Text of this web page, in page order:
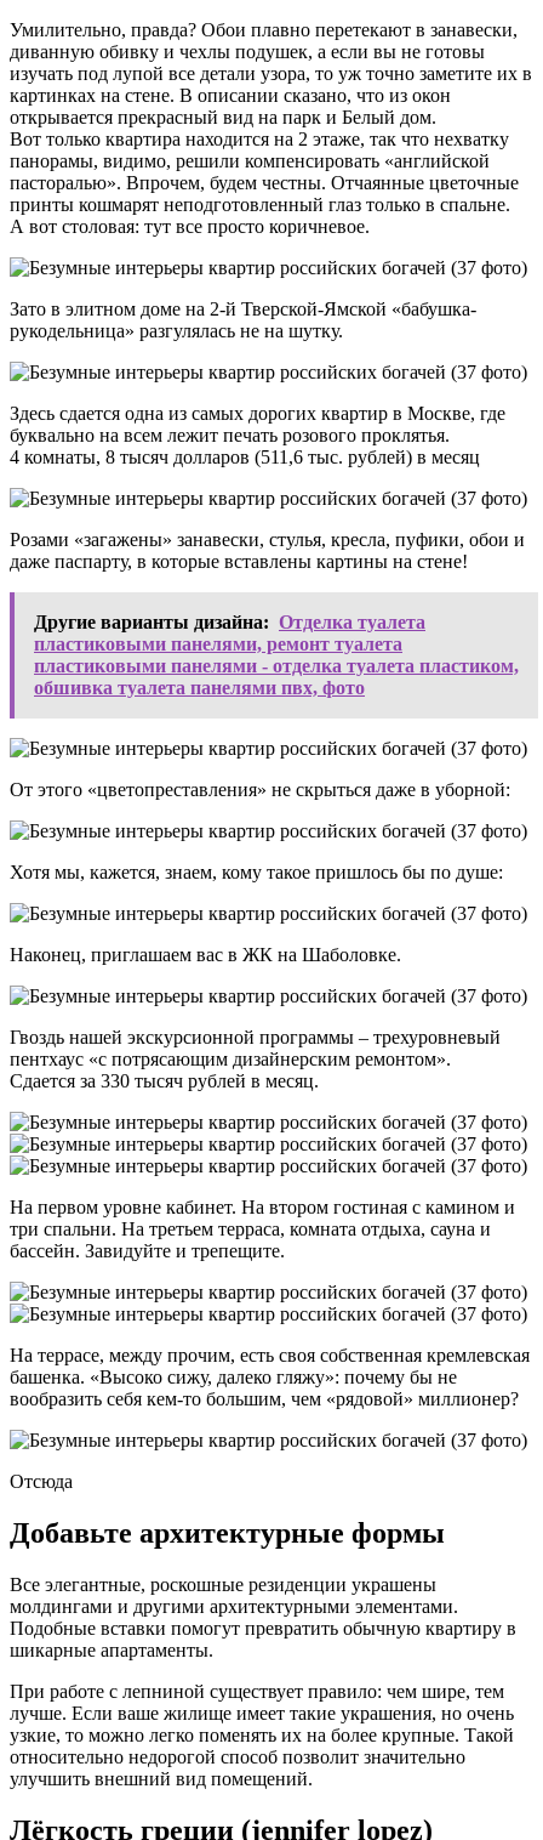
Умилительно, правда? Обои плавно перетекают в занавески,
диванную обивку и чехлы подушек, а если вы не готовы
изучать под лупой все детали узора, то уж точно заметите их в
картинках на стене. В описании сказано, что из окон
открывается прекрасный вид на парк и Белый дом.
Вот только квартира находится на 2 этаже, так что нехватку
панорамы, видимо, решили компенсировать «английской
пасторалью». Впрочем, будем честны. Отчаянные цветочные
принты кошмарят неподготовленный глаз только в спальне.
А вот столовая: тут все просто коричневое.
Зато в элитном доме на 2-й Тверской-Ямской «бабушка-
рукодельница» разгулялась не на шутку.
Здесь сдается одна из самых дорогих квартир в Москве, где
буквально на всем лежит печать розового проклятья.
4 комнаты, 8 тысяч долларов (511,6 тыс. рублей) в месяц
Розами «загажены» занавески, стулья, кресла, пуфики, обои и
даже паспарту, в которые вставлены картины на стене!
Другие варианты дизайна: Отделка туалета
пластиковыми панелями, ремонт туалета
пластиковыми панелями - отделка туалета пластиком,
обшивка туалета панелями пвх, фото
От этого «цветопреставления» не скрыться даже в уборной:
Хотя мы, кажется, знаем, кому такое пришлось бы по душе:
Наконец, приглашаем вас в ЖК на Шаболовке.
Гвоздь нашей экскурсионной программы – трехуровневый
пентхаус «с потрясающим дизайнерским ремонтом».
Сдается за 330 тысяч рублей в месяц.
На первом уровне кабинет. На втором гостиная с камином и
три спальни. На третьем терраса, комната отдыха, сауна и
бассейн. Завидуйте и трепещите.
На террасе, между прочим, есть своя собственная кремлевская
башенка. «Высоко сижу, далеко гляжу»: почему бы не
вообразить себя кем-то большим, чем «рядовой» миллионер?
Отсюда
Добавьте архитектурные формы
Все элегантные, роскошные резиденции украшены
молдингами и другими архитектурными элементами.
Подобные вставки помогут превратить обычную квартиру в
шикарные апартаменты.
При работе с лепниной существует правило: чем шире, тем
лучше. Если ваше жилище имеет такие украшения, но очень
узкие, то можно легко поменять их на более крупные. Такой
относительно недорогой способ позволит значительно
улучшить внешний вид помещений.
Лёгкость греции (jennifer lopez)